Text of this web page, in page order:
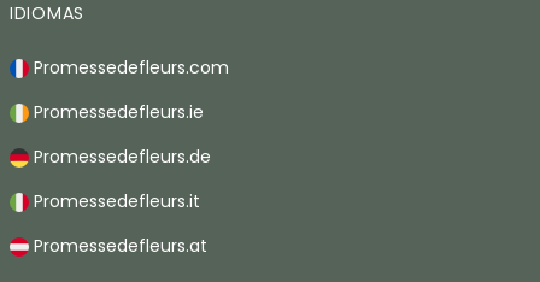
IDIOMAS
Promessedefleurs.com
Promessedefleurs.ie
Promessedefleurs.de
Promessedefleurs.it
Promessedefleurs.at